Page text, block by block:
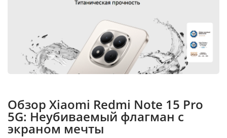
Обзор Xiaomi Redmi Note 15 Pro
5G: Неубиваемый флагман с
экраном мечты